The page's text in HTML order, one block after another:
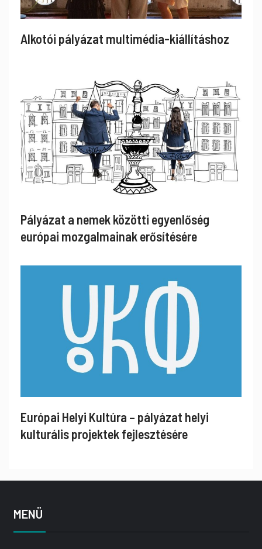
Alkotói pályázat multimédia-kiállításhoz
Pályázat a nemek közötti egyenlőség
európai mozgalmainak erősítésére
Európai Helyi Kultúra – pályázat helyi
kulturális projektek fejlesztésére
MENÜ